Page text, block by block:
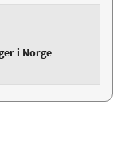
i Norge